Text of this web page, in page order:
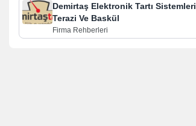
Demirtaş Elektronik Tartı Sistemleri
Terazi Ve Baskül
Firma Rehberleri